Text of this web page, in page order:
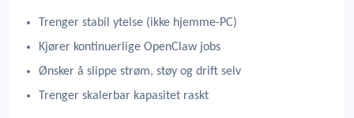
Trenger stabil ytelse (ikke hjemme-PC)
Kjører kontinuerlige OpenClaw jobs
Ønsker å slippe strøm, støy og drift selv
Trenger skalerbar kapasitet raskt